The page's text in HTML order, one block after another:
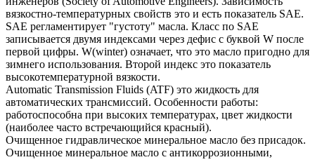
вязкостно-температурных свойств это и есть показатель SAE.
SAE регламентирует "густоту" масла. Класс по SAE
записывается двумя индексами через дефис с буквой W после
первой цифры. W(winter) означает, что это масло пригодно для
зимнего использования. Второй индекс это показатель
высокотемпературной вязкости.
Automatic Transmission Fluids (ATF) это жидкость для
автоматических трансмиссий. Особенности работы:
работоспособна при высоких температурах, цвет жидкости
(наиболее часто встречающийся красный).
Очищенное гидравлическое минеральное масло без присадок.
Очищенное минеральное масло с антикоррозионными,